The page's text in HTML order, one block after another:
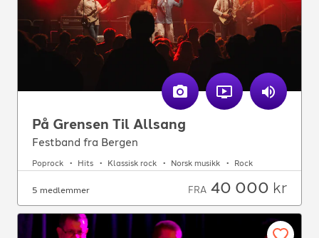
På Grensen Til Allsang
Festband fra Bergen
Poprock Hits Klassisk rock Norsk musikk Rock
5 medlemmer FRA 40 000 kr